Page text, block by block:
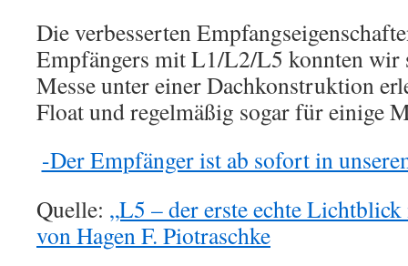
Die verbesserten
Empfängers mit L1/L2/L5 konnten wir
Messe unter einer Dachkonstruktion
Float und regelmäßig sogar für einige
-Der Empfänger ist ab sofort in
Quelle: „L5 – der erste echte
von Hagen F. Piotraschke